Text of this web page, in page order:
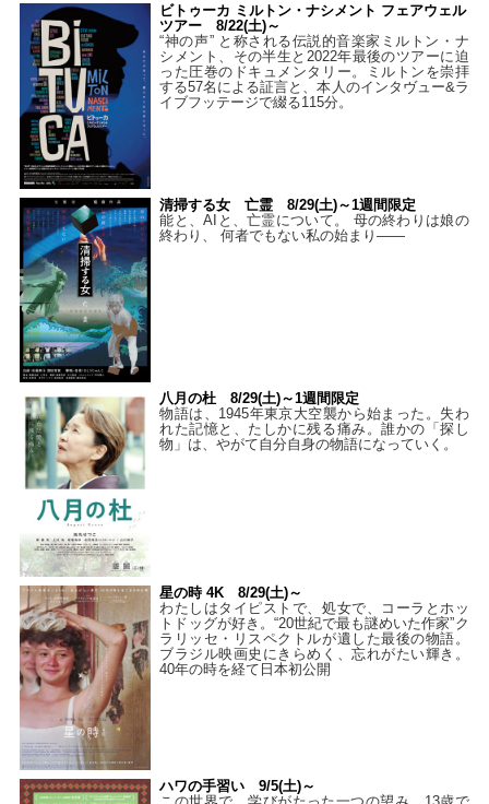
ビトゥーカ ミルトン・ナシメント フェアウェル
ツアー 8/22(土)～
“神の声” と称される伝説的音楽家ミルトン・ナ
シメント、その半生と2022年最後のツアーに迫
った圧巻のドキュメンタリー。ミルトンを崇拝
する57名による証言と、本人のインタヴュー&ラ
イブフッテージで綴る115分。
清掃する女 亡霊 8/29(土)～1週間限定
能と、AIと、亡霊について。 母の終わりは娘の
終わり、 何者でもない私の始まり――
八月の杜 8/29(土)～1週間限定
物語は、1945年東京大空襲から始まった。失わ
れた記憶と、たしかに残る痛み。誰かの「探し
物」は、やがて自分自身の物語になっていく。
星の時 4K 8/29(土)～
わたしはタイピストで、処⼥で、コーラとホッ
トドッグが好き。“20世紀で最も謎めいた作家”ク
ラリッセ・リスペクトルが遺した最後の物語。
ブラジル映画史にきらめく、忘れがたい輝き。
40年の時を経て⽇本初公開
ハワの手習い 9/5(土)～